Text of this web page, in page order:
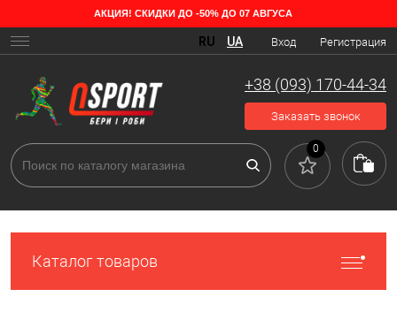
АКЦИЯ! СКИДКИ ДО -50% ДО 07 АВГУСА
Вход Регистрация
RU UA
+38 (093) 170-44-34
Заказать звонок
0
Каталог товаров